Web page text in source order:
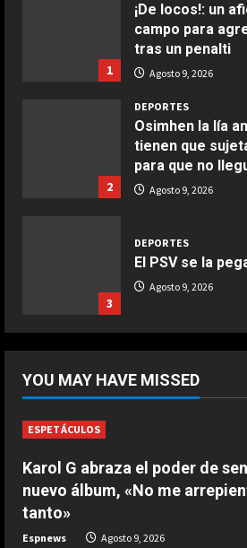
1
¡De locos!: un
campo para
tras un penalti
Agosto 9, 2026
2
DEPORTES
Osimhen la lía
tienen que
para que no
Agosto 9, 2026
3
DEPORTES
El PSV se la
Agosto 9, 2026
DEPORTES
entrada
5
3-0: Joao Pedro
al Chelsea de
Agosto 9, 2026
YOU MAY HAVE MISSED
ESPETÁCULOS
Karol G abraza el poder de
nuevo álbum, «No me
tanto»
Espnews Agosto 9, 2026